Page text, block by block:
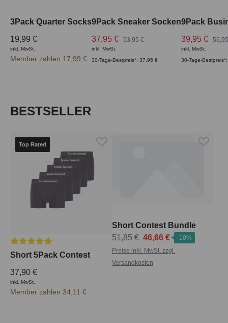
3Pack Quarter Socks
19,99 €
inkl. MwSt.
Member zahlen 17,99 €
9Pack Sneaker Socken
37,95 €
53,95 €
inkl. MwSt.
30-Tage-Bestpreis*: 37,95 €
9Pack
39,95 €
inkl. MwSt.
30-Tage-
Produktgalerie überspringen
BESTSELLER
Top Rated
Durchschnittliche Bewertung von 5 von 5 Sternen
Short 5Pack Contest
37,90 €
inkl. MwSt.
Member zahlen 34,11 €
Short Contest Bundle
51,85 € 46,66 €
-10%
Preise inkl. MwSt. zzgl.
Versandkosten